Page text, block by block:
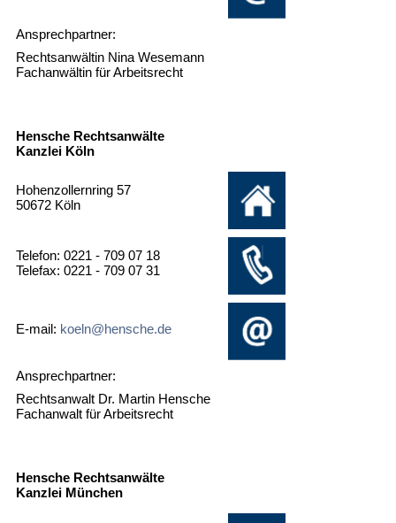
Ansprechpartner:
Rechtsanwältin Nina Wesemann
Fachanwältin für Arbeitsrecht
Hensche Rechtsanwälte
Kanzlei Köln
Hohenzollernring 57
50672 Köln
Telefon: 0221 - 709 07 18
Telefax: 0221 - 709 07 31
E-mail: koeln@hensche.de
Ansprechpartner:
Rechtsanwalt Dr. Martin Hensche
Fachanwalt für Arbeitsrecht
Hensche Rechtsanwälte
Kanzlei München